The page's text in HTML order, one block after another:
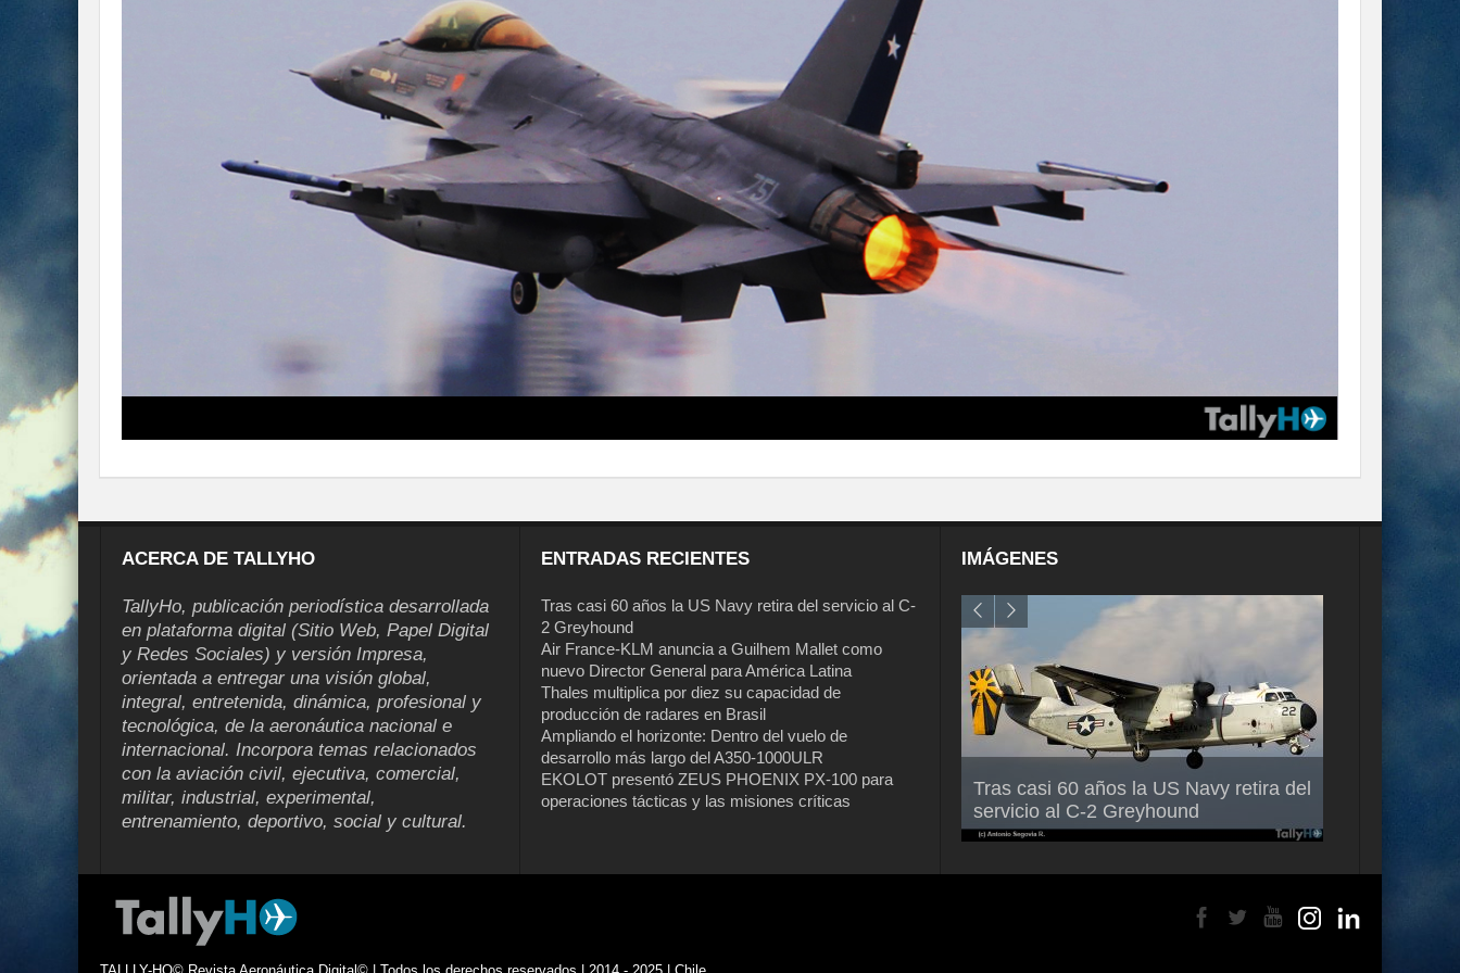
ACERCA DE TALLYHO
TallyHo, publicación periodística desarrollada
en plataforma digital (Sitio Web, Papel Digital
y Redes Sociales) y versión Impresa,
orientada a entregar una visión global,
integral, entretenida, dinámica, profesional y
tecnológica, de la aeronáutica nacional e
internacional. Incorpora temas relacionados
con la aviación civil, ejecutiva, comercial,
militar, industrial, experimental,
entrenamiento, deportivo, social y cultural.
ENTRADAS RECIENTES
Tras casi 60 años la US Navy retira del servicio al C-
2 Greyhound
Air France-KLM anuncia a Guilhem Mallet como
nuevo Director General para América Latina
Thales multiplica por diez su capacidad de
producción de radares en Brasil
Ampliando el horizonte: Dentro del vuelo de
desarrollo más largo del A350-1000ULR
EKOLOT presentó ZEUS PHOENIX PX-100 para
operaciones tácticas y las misiones críticas
IMÁGENES
Tras casi 60 años la US Navy retira del
servicio al C-2 Greyhound
Air France-KLM anuncia a Guilhem
Mallet como nuevo Director General
para América Latina